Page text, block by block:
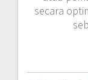
secara